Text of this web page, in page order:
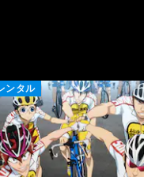
ンタル